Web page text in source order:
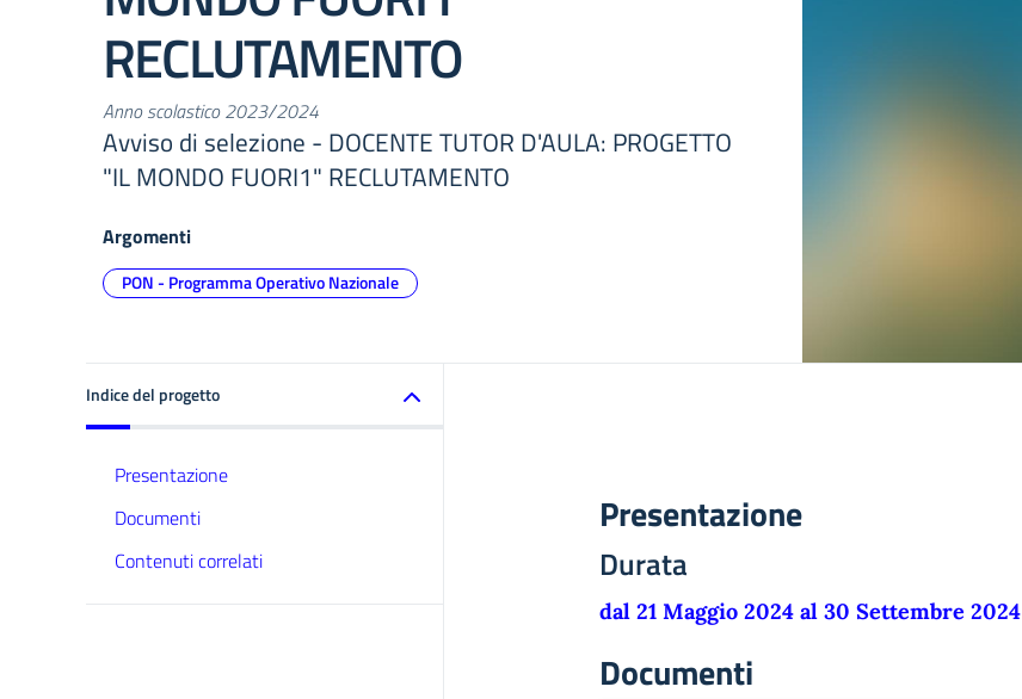
RECLUTAMENTO
Anno scolastico 2023/2024
Avviso di selezione - DOCENTE TUTOR D'AULA: PROGETTO
"IL MONDO FUORI1" RECLUTAMENTO
Argomenti
PON - Programma Operativo Nazionale
Indice del progetto
Presentazione
Documenti
Contenuti correlati
Presentazione
Durata
dal 21 Maggio 2024 al 30 Settembre 2024
Documenti